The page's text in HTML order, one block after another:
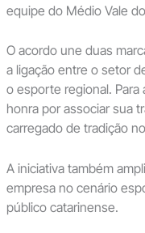
equipe do Médio Vale
O acordo une duas
a ligação entre o setor
o esporte regional. Para
honra por associar sua
carregado de tradição
A iniciativa também
empresa no cenário
público catarinense.